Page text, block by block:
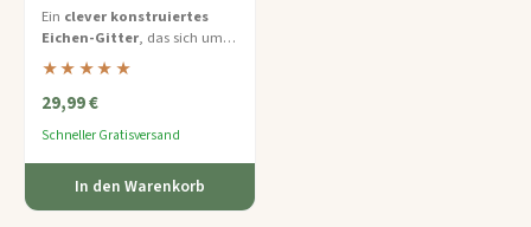
Mittelschwerer Holzkäfig
als Geschenk für Ihn
Ein clever konstruiertes
Eichen-Gitter, das sich um
eine Wein- oder Whiskeyflasche
schließt – lösen Sie das Rätsel,
um das Getränk zu befreien.
★★★★★
29,99 €
Schneller Gratisversand
In den Warenkorb